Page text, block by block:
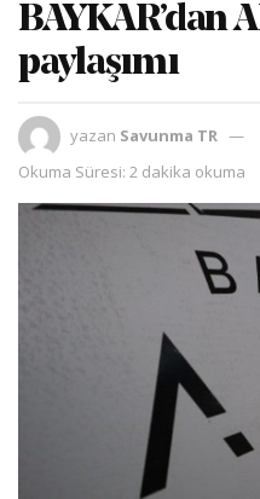
BAYKAR’dan
paylaşımı
yazan Savunma TR
Okuma Süresi: 2 dakika okuma